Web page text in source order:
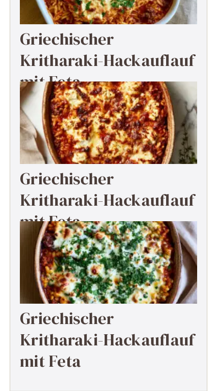
Griechischer
Kritharaki-Hackauflauf
mit Feta
Griechischer
Kritharaki-Hackauflauf
mit Feta
Griechischer
Kritharaki-Hackauflauf
mit Feta